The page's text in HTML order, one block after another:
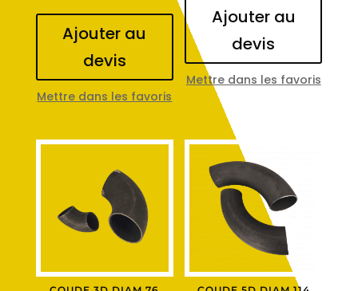
Ajouter au
devis
Mettre dans les favoris
Ajouter au
devis
Mettre dans les favoris